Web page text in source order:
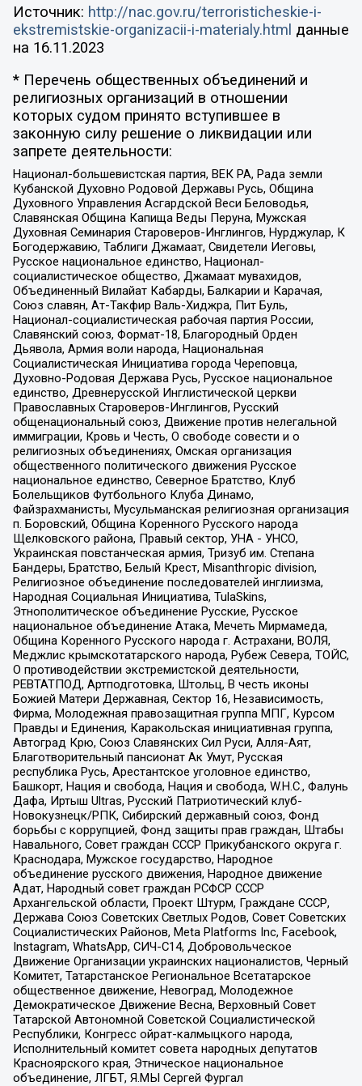
Источник: http://nac.gov.ru/terroristicheskie-i-
ekstremistskie-organizacii-i-materialy.html данные
на 16.11.2023
* Перечень общественных объединений и
религиозных организаций в отношении
которых судом принято вступившее в
законную силу решение о ликвидации или
запрете деятельности:
Национал-большевистская партия, ВЕК РА, Рада земли
Кубанской Духовно Родовой Державы Русь, Община
Духовного Управления Асгардской Веси Беловодья,
Славянская Община Капища Веды Перуна, Мужская
Духовная Семинария Староверов-Инглингов, Нурджулар, К
Богодержавию, Таблиги Джамаат, Свидетели Иеговы,
Русское национальное единство, Национал-
социалистическое общество, Джамаат мувахидов,
Объединенный Вилайат Кабарды, Балкарии и Карачая,
Союз славян, Ат-Такфир Валь-Хиджра, Пит Буль,
Национал-социалистическая рабочая партия России,
Славянский союз, Формат-18, Благородный Орден
Дьявола, Армия воли народа, Национальная
Социалистическая Инициатива города Череповца,
Духовно-Родовая Держава Русь, Русское национальное
единство, Древнерусской Инглистической церкви
Православных Староверов-Инглингов, Русский
общенациональный союз, Движение против нелегальной
иммиграции, Кровь и Честь, О свободе совести и о
религиозных объединениях, Омская организация
общественного политического движения Русское
национальное единство, Северное Братство, Клуб
Болельщиков Футбольного Клуба Динамо,
Файзрахманисты, Мусульманская религиозная организация
п. Боровский, Община Коренного Русского народа
Щелковского района, Правый сектор, УНА - УНСО,
Украинская повстанческая армия, Тризуб им. Степана
Бандеры, Братство, Белый Крест, Misanthropic division,
Религиозное объединение последователей инглиизма,
Народная Социальная Инициатива, TulaSkins,
Этнополитическое объединение Русские, Русское
национальное объединение Атака, Мечеть Мирмамеда,
Община Коренного Русского народа г. Астрахани, ВОЛЯ,
Меджлис крымскотатарского народа, Рубеж Севера, ТОЙС,
О противодействии экстремистской деятельности,
РЕВТАТПОД, Артподготовка, Штольц, В честь иконы
Божией Матери Державная, Сектор 16, Независимость,
Фирма, Молодежная правозащитная группа МПГ, Курсом
Правды и Единения, Каракольская инициативная группа,
Автоград Крю, Союз Славянских Сил Руси, Алля-Аят,
Благотворительный пансионат Ак Умут, Русская
республика Русь, Арестантское уголовное единство,
Башкорт, Нация и свобода, Нация и свобода, W.H.С., Фалунь
Дафа, Иртыш Ultras, Русский Патриотический клуб-
Новокузнецк/РПК, Сибирский державный союз, Фонд
борьбы с коррупцией, Фонд защиты прав граждан, Штабы
Навального, Совет граждан СССР Прикубанского округа г.
Краснодара, Мужское государство, Народное
объединение русского движения, Народное движение
Адат, Народный совет граждан РСФСР СССР
Архангельской области, Проект Штурм, Граждане СССР,
Держава Союз Советских Светлых Родов, Совет Советских
Социалистических Районов, Meta Platforms Inc, Facebook,
Instagram, WhatsApp, СИЧ-С14, Добровольческое
Движение Организации украинских националистов, Черный
Комитет, Татарстанское Региональное Всетатарское
общественное движение, Невоград, Молодежное
Демократическое Движение Весна, Верховный Совет
Татарской Автономной Советской Социалистической
Республики, Конгресс ойрат-калмыцкого народа,
Исполнительный комитет совета народных депутатов
Красноярского края, Этническое национальное
объединение, ЛГБТ, Я.МЫ Сергей Фургал